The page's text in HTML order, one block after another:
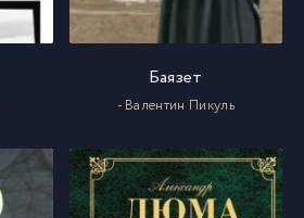
Баязет
- Валентин Пикуль